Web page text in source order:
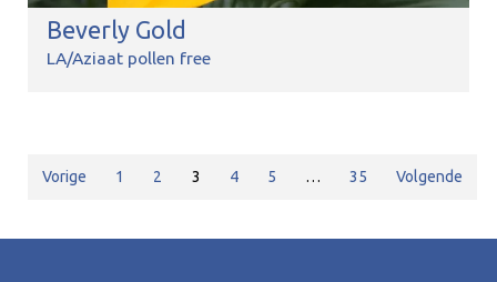
Beverly Gold
LA/Aziaat pollen free
Vorige 1 2 3 4 5 … 35 Volgende